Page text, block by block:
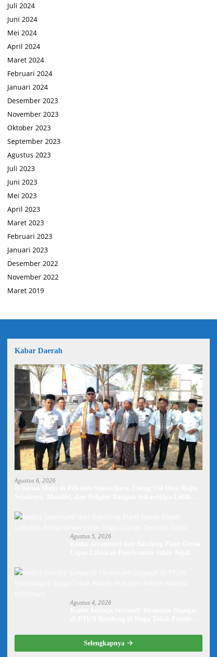
Juli 2024
Juni 2024
Mei 2024
April 2024
Maret 2024
Februari 2024
Januari 2024
Desember 2023
November 2023
Oktober 2023
September 2023
Agustus 2023
Juli 2023
Juni 2023
Mei 2023
April 2023
Maret 2023
Februari 2023
Januari 2023
Desember 2022
November 2022
Maret 2019
Kabar Daerah
Agustus 6, 2026
Agustus 5, 2026
Agustus 4, 2026
Selengkapnya